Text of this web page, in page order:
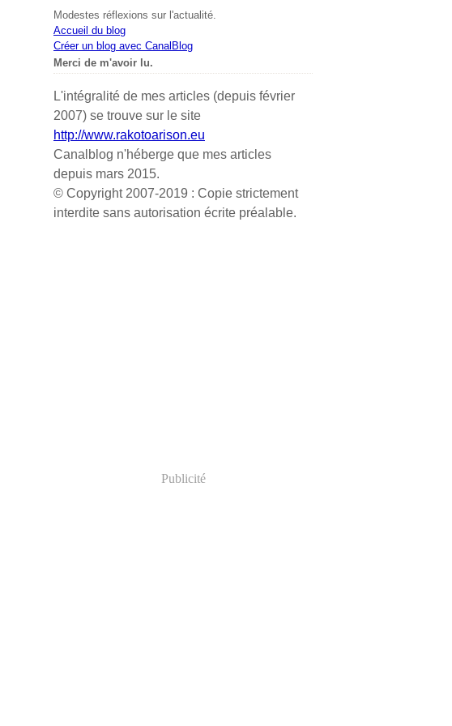
Modestes réflexions sur l'actualité.
Accueil du blog
Créer un blog avec CanalBlog
Merci de m'avoir lu.
L'intégralité de mes articles (depuis février
2007) se trouve sur le site
http://www.rakotoarison.eu
Canalblog n'héberge que mes articles
depuis mars 2015.
© Copyright 2007-2019 : Copie strictement
interdite sans autorisation écrite préalable.
Publicité